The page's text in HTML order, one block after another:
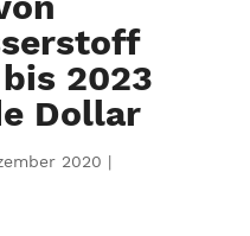
2023
Dollar
2020 |